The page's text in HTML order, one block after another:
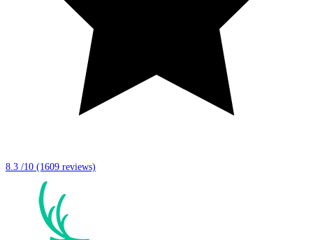
8.3 /10 (1609 reviews)